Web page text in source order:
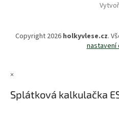
Copyright 2026 holkyvlese.cz.
nastavení
×
Splátková kalkulačka